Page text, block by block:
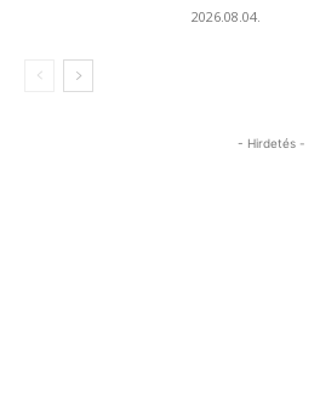
2026.08.04.
- Hirdetés -